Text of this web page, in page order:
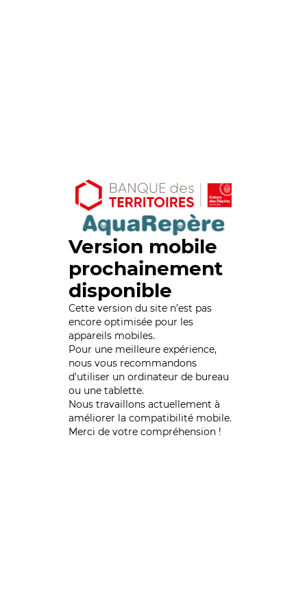
Version mobile
prochainement
disponible
Cette version du site n’est pas
encore optimisée pour les
appareils mobiles.
Pour une meilleure expérience,
nous vous recommandons
d'utiliser un ordinateur de bureau
ou une tablette.
Nous travaillons actuellement à
améliorer la compatibilité mobile.
Merci de votre compréhension !